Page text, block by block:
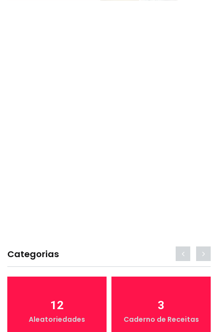
Categorias
12
Aleatoriedades
3
Caderno de Receitas